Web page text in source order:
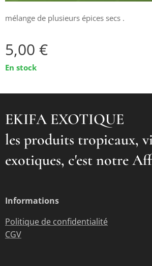
mélange de plusieurs épices secs .
5,00 €
En stock
EKIFA EXOTIQUE
les produits tropicaux,
exotiques, c'est notre
Informations
Politique de confidentialité
CGV